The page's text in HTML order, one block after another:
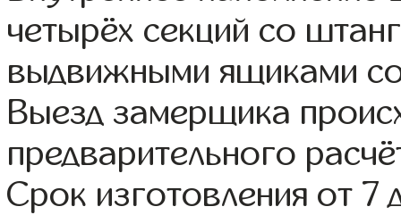
четырёх секций со
выдвижными ящиками
Выезд замерщика
предварительного
Срок изготовления от 7